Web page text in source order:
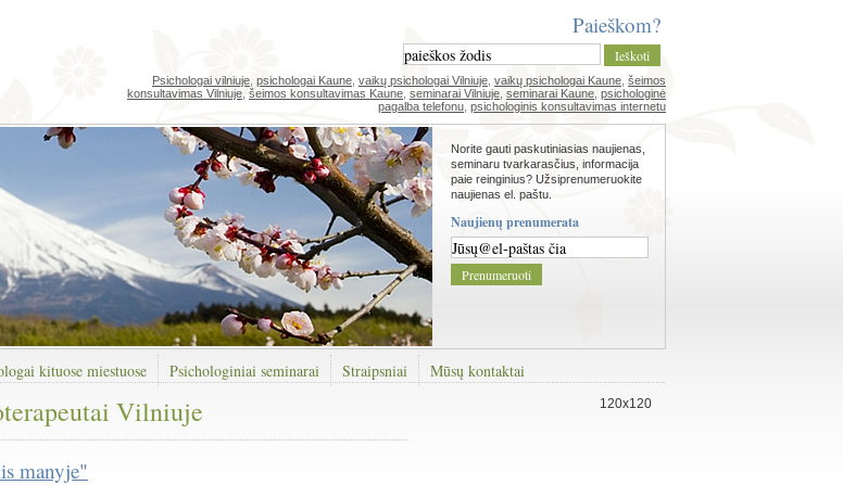
Paieškom?
Psichologai vilniuje psichologai Kaune vaikų psichologai Vilniuje vaikų psichologai Kaune šeimos
konsultavimas Vilniuje šeimos konsultavimas Kaune seminarai Vilniuje seminarai Kaune psichologinė
pagalba telefonu psichologinis konsultavimas internetu
Norite gauti paskutiniasias naujienas,
seminaru tvarkarasčius, informacija
paie reinginius? Užsiprenumeruokite
naujienas el. paštu.
Naujienų prenumerata
kituose miestuose Psichologiniai seminarai Straipsniai Mūsų kontaktai
Vilniuje
manyje"
120x120